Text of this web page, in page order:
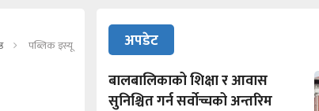
पब्लिक इस्यू
अपडेट
बालबालिकाको शिक्षा र आवास
सुनिश्चित गर्न सर्वोच्चको अन्तरिम